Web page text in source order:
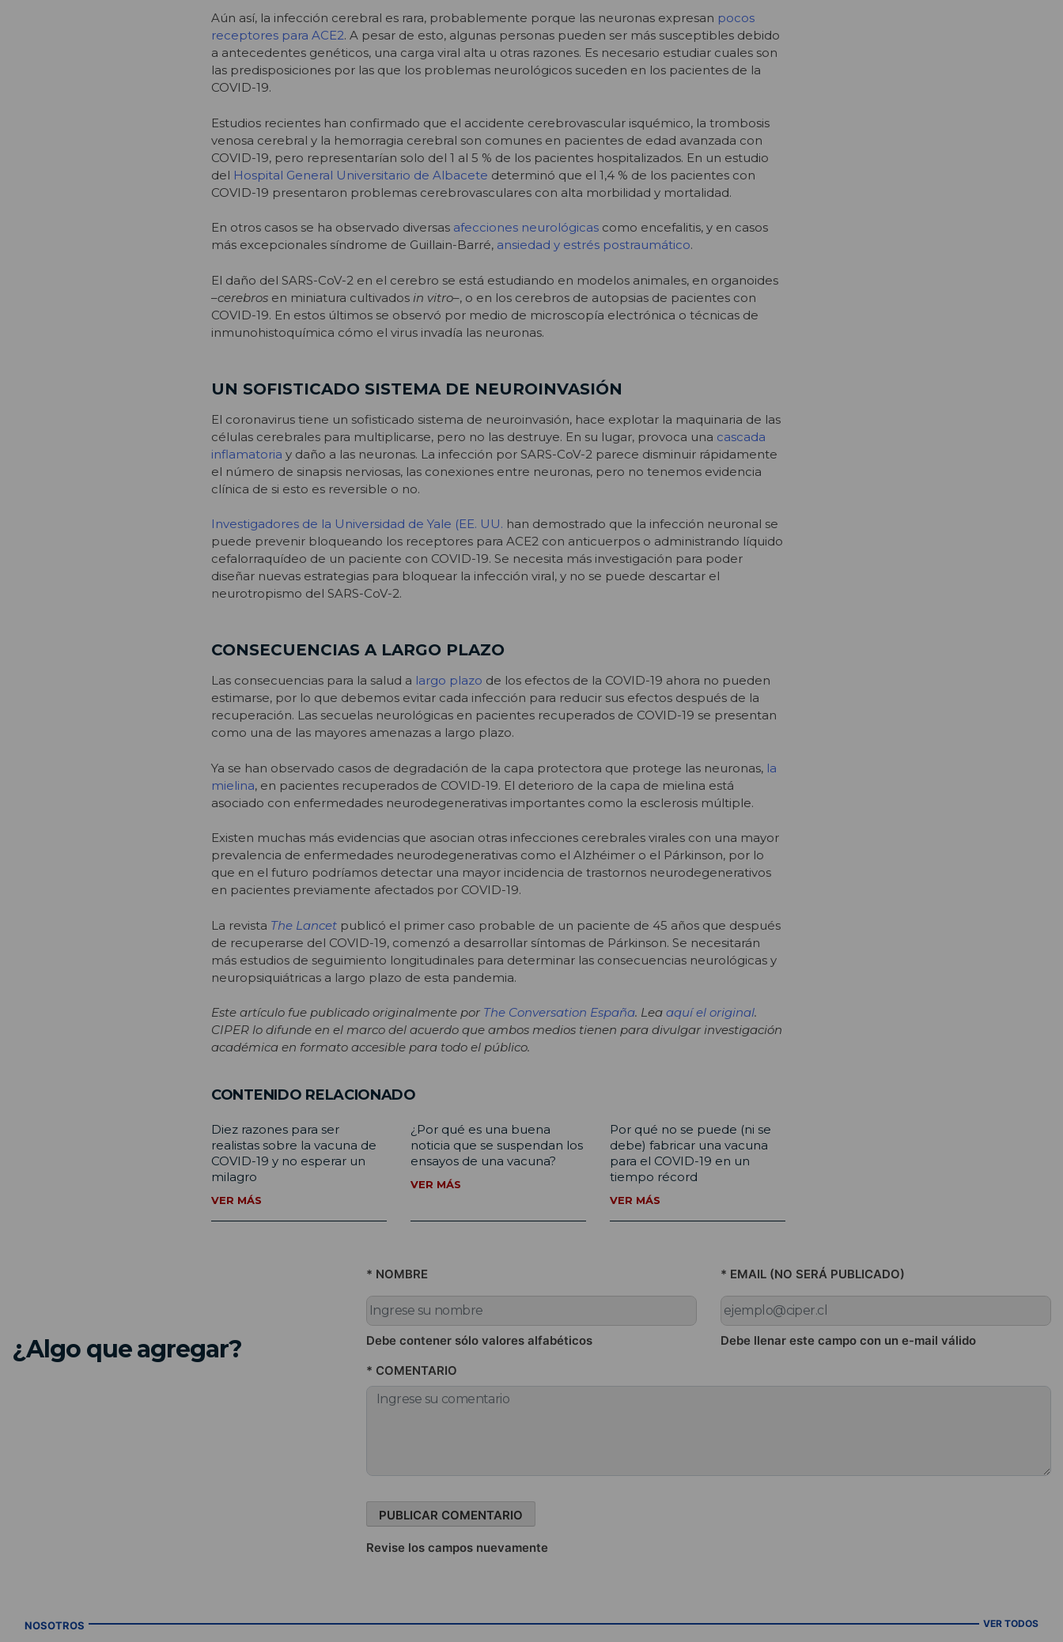
Aún así, la infección cerebral es rara, probablemente porque las neuronas expresan pocos
receptores para ACE2. A pesar de esto, algunas personas pueden ser más susceptibles debido
a antecedentes genéticos, una carga viral alta u otras razones. Es necesario estudiar cuales son
las predisposiciones por las que los problemas neurológicos suceden en los pacientes de la
COVID-19.
Estudios recientes han confirmado que el accidente cerebrovascular isquémico, la trombosis
venosa cerebral y la hemorragia cerebral son comunes en pacientes de edad avanzada con
COVID-19, pero representarían solo del 1 al 5 % de los pacientes hospitalizados. En un estudio
del Hospital General Universitario de Albacete determinó que el 1,4 % de los pacientes con
COVID-19 presentaron problemas cerebrovasculares con alta morbilidad y mortalidad.
En otros casos se ha observado diversas afecciones neurológicas como encefalitis, y en casos
más excepcionales síndrome de Guillain-Barré, ansiedad y estrés postraumático.
El daño del SARS-CoV-2 en el cerebro se está estudiando en modelos animales, en organoides
–cerebros en miniatura cultivados in vitro–, o en los cerebros de autopsias de pacientes con
COVID-19. En estos últimos se observó por medio de microscopía electrónica o técnicas de
inmunohistoquímica cómo el virus invadía las neuronas.
UN SOFISTICADO SISTEMA DE NEUROINVASIÓN
El coronavirus tiene un sofisticado sistema de neuroinvasión, hace explotar la maquinaria de las
células cerebrales para multiplicarse, pero no las destruye. En su lugar, provoca una cascada
inflamatoria y daño a las neuronas. La infección por SARS-CoV-2 parece disminuir rápidamente
el número de sinapsis nerviosas, las conexiones entre neuronas, pero no tenemos evidencia
clínica de si esto es reversible o no.
Investigadores de la Universidad de Yale (EE. UU. han demostrado que la infección neuronal se
puede prevenir bloqueando los receptores para ACE2 con anticuerpos o administrando líquido
cefalorraquídeo de un paciente con COVID-19. Se necesita más investigación para poder
diseñar nuevas estrategias para bloquear la infección viral, y no se puede descartar el
neurotropismo del SARS-CoV-2.
CONSECUENCIAS A LARGO PLAZO
Las consecuencias para la salud a largo plazo de los efectos de la COVID-19 ahora no pueden
estimarse, por lo que debemos evitar cada infección para reducir sus efectos después de la
recuperación. Las secuelas neurológicas en pacientes recuperados de COVID-19 se presentan
como una de las mayores amenazas a largo plazo.
Ya se han observado casos de degradación de la capa protectora que protege las neuronas, la
mielina, en pacientes recuperados de COVID-19. El deterioro de la capa de mielina está
asociado con enfermedades neurodegenerativas importantes como la esclerosis múltiple.
Existen muchas más evidencias que asocian otras infecciones cerebrales virales con una mayor
prevalencia de enfermedades neurodegenerativas como el Alzhéimer o el Párkinson, por lo
que en el futuro podríamos detectar una mayor incidencia de trastornos neurodegenerativos
en pacientes previamente afectados por COVID-19.
La revista The Lancet publicó el primer caso probable de un paciente de 45 años que después
de recuperarse del COVID-19, comenzó a desarrollar síntomas de Párkinson. Se necesitarán
más estudios de seguimiento longitudinales para determinar las consecuencias neurológicas y
neuropsiquiátricas a largo plazo de esta pandemia.
Este artículo fue publicado originalmente por The Conversation España. Lea aquí el original.
CIPER lo difunde en el marco del acuerdo que ambos medios tienen para divulgar investigación
académica en formato accesible para todo el público.
CONTENIDO RELACIONADO
Diez razones para ser
realistas sobre la vacuna de
COVID-19 y no esperar un
milagro
VER MÁS
¿Por qué es una buena
noticia que se suspendan los
ensayos de una vacuna?
VER MÁS
Por qué no se puede (ni se
debe) fabricar una vacuna
para el COVID-19 en un
tiempo récord
VER MÁS
¿Algo que agregar?
* NOMBRE
Debe contener sólo valores alfabéticos
* EMAIL (NO SERÁ PUBLICADO)
Debe llenar este campo con un e-mail válido
* COMENTARIO
Revise los campos nuevamente
NOSOTROS VER TODOS